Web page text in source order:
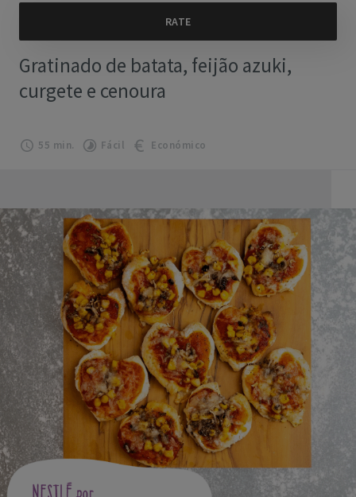
Gratinado de batata, feijão azuki,
curgete e cenoura
55 min. Fácil Económico